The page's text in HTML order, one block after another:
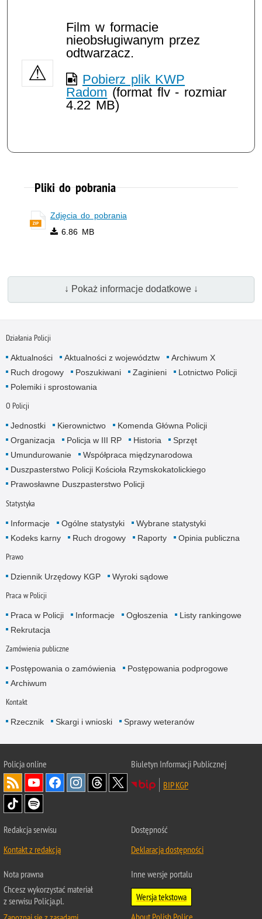
Film w formacie
nieobsługiwanym przez
odtwarzacz.
Pobierz plik KWP
Radom (format flv - rozmiar
4.22 MB)
Pliki do pobrania
Zdjęcia do pobrania
6.86 MB
↓ Pokaż informacje dodatkowe ↓
Działania Policji
Aktualności Aktualności z województw
Archiwum X
Ruch drogowy
Poszukiwani Zaginieni
Lotnictwo Policji
Polemiki i sprostowania
O Policji
Jednostki Kierownictwo
Komenda Główna Policji
Organizacja
Policja w III RP Historia
Sprzęt
Umundurowanie
Współpraca międzynarodowa
Duszpasterstwo Policji Kościoła Rzymskokatolickiego
Prawosławne Duszpasterstwo Policji
Statystyka
Informacje Ogólne statystyki
Wybrane statystyki
Kodeks karny
Ruch drogowy Raporty Opinia publiczna
Prawo
Dziennik Urzędowy KGP Wyroki sądowe
Praca w Policji
Praca w Policji Informacje Ogłoszenia
Listy rankingowe
Rekrutacja
Zamówienia publiczne
Postępowania o zamówienia
Postępowania podprogowe
Archiwum
Kontakt
Rzecznik Skargi i wnioski Sprawy weteranów
Policjaonline
Biuletyn Informacji Publicznej
BIP KGP
Redakcja serwisu
Kontakt z redakcją
Dostępność
Deklaracja dostępności
Nota prawna
Chcesz wykorzystać materiał
z serwisu Policja.pl.
Inne wersje portalu
Wersja tekstowa